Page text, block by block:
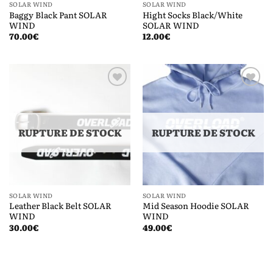
SOLAR WIND
Baggy Black Pant SOLAR
WIND
70.00€
SOLAR WIND
Hight Socks Black/White
SOLAR WIND
12.00€
souhaits
RUPTURE DE STOCK
SOLAR WIND
Leather Black Belt SOLAR
WIND
30.00€
Ajouter
à la liste
de
RUPTURE DE STOCK
SOLAR WIND
Mid Season Hoodie SOLAR
WIND
49.00€